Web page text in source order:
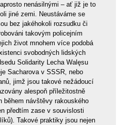
nenásilnými – ať již je to
jiné zemi. Neustáváme se
bez jakéhokoli rozsudku či
takovým policejním
život mnohem více podobá
svobodných lidských
Solidarity Lecha Walęsu
Sacharova v SSSR, nebo
jimž jsou takové nežádoucí
alespoň příležitostně
během návštěvy rakouského
předtím zase v souvislosti
Takové praktiky jsou nejen